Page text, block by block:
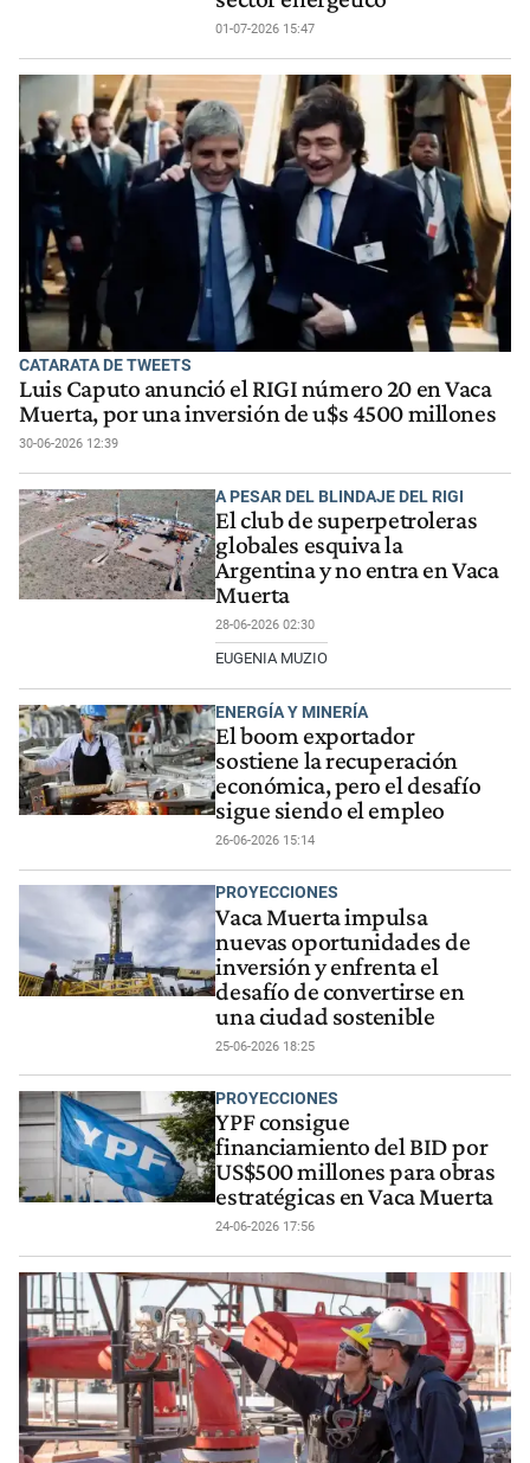
01-07-2026 15:47
CATARATA DE TWEETS
Luis Caputo anunció el RIGI número 20 en Vaca
Muerta, por una inversión de u$s 4500 millones
30-06-2026 12:39
A PESAR DEL BLINDAJE DEL RIGI
El club de superpetroleras
globales esquiva la
Argentina y no entra en Vaca
Muerta
28-06-2026 02:30
EUGENIA MUZIO
ENERGÍA Y MINERÍA
El boom exportador
sostiene la recuperación
económica, pero el desafío
sigue siendo el empleo
26-06-2026 15:14
PROYECCIONES
Vaca Muerta impulsa
nuevas oportunidades de
inversión y enfrenta el
desafío de convertirse en
una ciudad sostenible
25-06-2026 18:25
PROYECCIONES
YPF consigue
financiamiento del BID por
US$500 millones para obras
estratégicas en Vaca Muerta
24-06-2026 17:56